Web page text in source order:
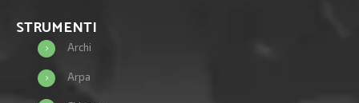
STRUMENTI
Archi
Arpa